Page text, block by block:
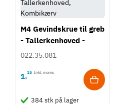
M4 Gevindskrue til greb
- Tallerkenhoved -
Krydskærv
022.35.081
1,15 Inkl. moms
384 stk på lager